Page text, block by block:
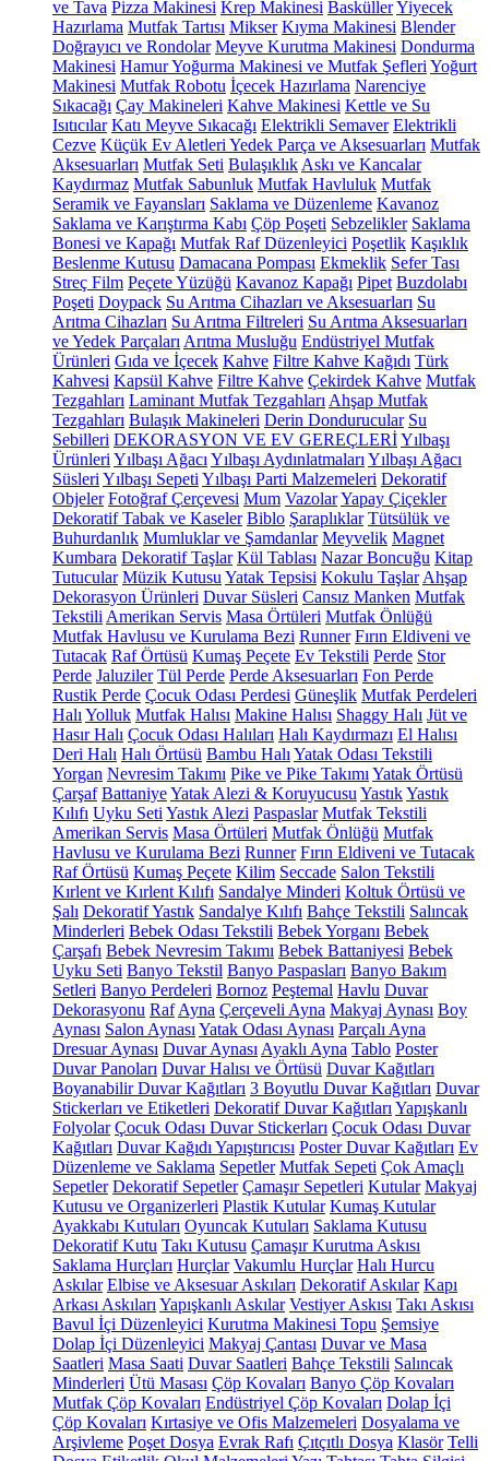
ve Tava Pizza Makinesi Krep Makinesi BasküllerYiyecek
Hazırlama Mutfak Tartısı Mikser Kıyma Makinesi Blender
Doğrayıcı ve Rondolar Meyve Kurutma Makinesi Dondurma
Makinesi Hamur Yoğurma Makinesi ve Mutfak Şefleri Yoğurt
Makinesi Mutfak Robotu İçecek Hazırlama Narenciye
Sıkacağı Çay Makineleri Kahve Makinesi Kettle ve Su
Isıtıcılar Katı Meyve Sıkacağı Elektrikli Semaver Elektrikli
Cezve Küçük Ev Aletleri Yedek Parça ve Aksesuarları Mutfak
Aksesuarları Mutfak Seti Bulaşıklık Askı ve Kancalar
Kaydırmaz Mutfak Sabunluk Mutfak Havluluk Mutfak
Seramik ve Fayansları Saklama ve Düzenleme Kavanoz
Saklama ve Karıştırma Kabı Çöp Poşeti Sebzelikler Saklama
Bonesi ve Kapağı Mutfak Raf Düzenleyici Poşetlik Kaşıklık
Beslenme Kutusu Damacana Pompası Ekmeklik Sefer Tası
Streç Film Peçete Yüzüğü Kavanoz Kapağı Pipet Buzdolabı
Poşeti Doypack Su Arıtma Cihazları ve Aksesuarları Su
Arıtma Cihazları Su Arıtma Filtreleri Su Arıtma Aksesuarları
ve Yedek Parçaları Arıtma Musluğu Endüstriyel Mutfak
Ürünleri Gıda ve İçecek Kahve Filtre Kahve Kağıdı Türk
Kahvesi Kapsül Kahve Filtre Kahve Çekirdek Kahve Mutfak
Tezgahları Laminant Mutfak Tezgahları Ahşap Mutfak
Tezgahları Bulaşık Makineleri Derin Dondurucular Su
Sebilleri DEKORASYON VE EV GEREÇLERİYılbaşı
Ürünleri Yılbaşı Ağacı Yılbaşı Aydınlatmaları Yılbaşı Ağacı
Süsleri Yılbaşı Sepeti Yılbaşı Parti Malzemeleri Dekoratif
Objeler Fotoğraf Çerçevesi Mum VazolarYapay Çiçekler
Dekoratif Tabak ve Kaseler Biblo Şaraplıklar Tütsülük ve
Buhurdanlık Mumluklar ve Şamdanlar Meyvelik Magnet
Kumbara Dekoratif Taşlar Kül Tablası Nazar Boncuğu Kitap
Tutucular Müzik Kutusu Yatak Tepsisi Kokulu Taşlar Ahşap
Dekorasyon Ürünleri Duvar Süsleri Cansız Manken Mutfak
Tekstili Amerikan Servis Masa Örtüleri Mutfak Önlüğü
Mutfak Havlusu ve Kurulama Bezi Runner Fırın Eldiveni ve
Tutacak Raf Örtüsü Kumaş Peçete Ev Tekstili Perde Stor
Perde Jaluziler Tül Perde Perde Aksesuarları Fon Perde
Rustik Perde Çocuk Odası Perdesi Güneşlik Mutfak Perdeleri
Halı Yolluk Mutfak Halısı Makine Halısı Shaggy Halı Jüt ve
Hasır Halı Çocuk Odası Halıları Halı Kaydırmazı El Halısı
Deri Halı Halı Örtüsü Bambu Halı Yatak Odası Tekstili
Yorgan Nevresim Takımı Pike ve Pike Takımı Yatak Örtüsü
Çarşaf BattaniyeYatak Alezi & Koruyucusu YastıkYastık
Kılıfı Uyku Seti Yastık Alezi Paspaslar Mutfak Tekstili
Amerikan Servis Masa Örtüleri Mutfak Önlüğü Mutfak
Havlusu ve Kurulama Bezi Runner Fırın Eldiveni ve Tutacak
Raf Örtüsü Kumaş Peçete Kilim Seccade Salon Tekstili
Kırlent ve Kırlent Kılıfı Sandalye Minderi Koltuk Örtüsü ve
Şalı Dekoratif Yastık Sandalye Kılıfı Bahçe Tekstili Salıncak
Minderleri Bebek Odası Tekstili Bebek Yorganı Bebek
Çarşafı Bebek Nevresim Takımı Bebek Battaniyesi Bebek
Uyku Seti Banyo Tekstil Banyo Paspasları Banyo Bakım
Setleri Banyo Perdeleri Bornoz Peştemal Havlu Duvar
Dekorasyonu Raf Ayna Çerçeveli Ayna Makyaj Aynası Boy
Aynası Salon Aynası Yatak Odası Aynası Parçalı Ayna
Dresuar Aynası Duvar Aynası Ayaklı Ayna Tablo Poster
Duvar Panoları Duvar Halısı ve Örtüsü Duvar Kağıtları
Boyanabilir Duvar Kağıtları 3 Boyutlu Duvar Kağıtları Duvar
Stickerları ve Etiketleri Dekoratif Duvar Kağıtları Yapışkanlı
Folyolar Çocuk Odası Duvar Stickerları Çocuk Odası Duvar
Kağıtları Duvar Kağıdı Yapıştırıcısı Poster Duvar Kağıtları Ev
Düzenleme ve Saklama Sepetler Mutfak Sepeti Çok Amaçlı
Sepetler Dekoratif Sepetler Çamaşır Sepetleri Kutular Makyaj
Kutusu ve Organizerleri Plastik Kutular Kumaş Kutular
Ayakkabı Kutuları Oyuncak Kutuları Saklama Kutusu
Dekoratif Kutu Takı Kutusu Çamaşır Kurutma Askısı
Saklama Hurçları Hurçlar Vakumlu Hurçlar Halı Hurcu
Askılar Elbise ve Aksesuar Askıları Dekoratif Askılar Kapı
Arkası Askıları Yapışkanlı Askılar Vestiyer Askısı Takı Askısı
Bavul İçi Düzenleyici Kurutma Makinesi Topu Şemsiye
Dolap İçi Düzenleyici Makyaj Çantası Duvar ve Masa
Saatleri Masa Saati Duvar Saatleri Bahçe Tekstili Salıncak
Minderleri Ütü Masası Çöp Kovaları Banyo Çöp Kovaları
Mutfak Çöp Kovaları Endüstriyel Çöp Kovaları Dolap İçi
Çöp Kovaları Kırtasiye ve Ofis Malzemeleri Dosyalama ve
Arşivleme Poşet Dosya Evrak Rafı Çıtçıtlı Dosya Klasör Telli